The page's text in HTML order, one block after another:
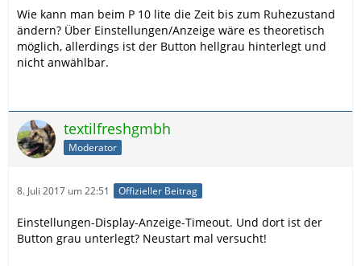
Wie kann man beim P 10 lite die Zeit bis zum Ruhezustand
ändern? Über Einstellungen/Anzeige wäre es theoretisch
möglich, allerdings ist der Button hellgrau hinterlegt und
nicht anwählbar.
textilfreshgmbh
Moderator
8. Juli 2017 um 22:51 Offizieller Beitrag
Einstellungen-Display-Anzeige-Timeout. Und dort ist der
Button grau unterlegt? Neustart mal versucht!